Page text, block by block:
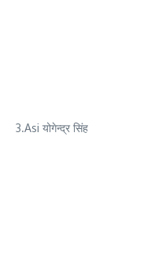
3.Asi योगेन्द्र सिंह